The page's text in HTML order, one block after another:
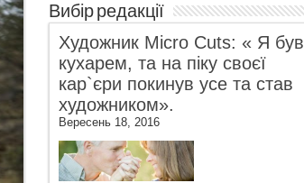
Вибір редакції
Художник Micro Cuts: « Я був
кухарем, та на піку своєї
кар`єри покинув усе та став
художником».
Вересень 18, 2016